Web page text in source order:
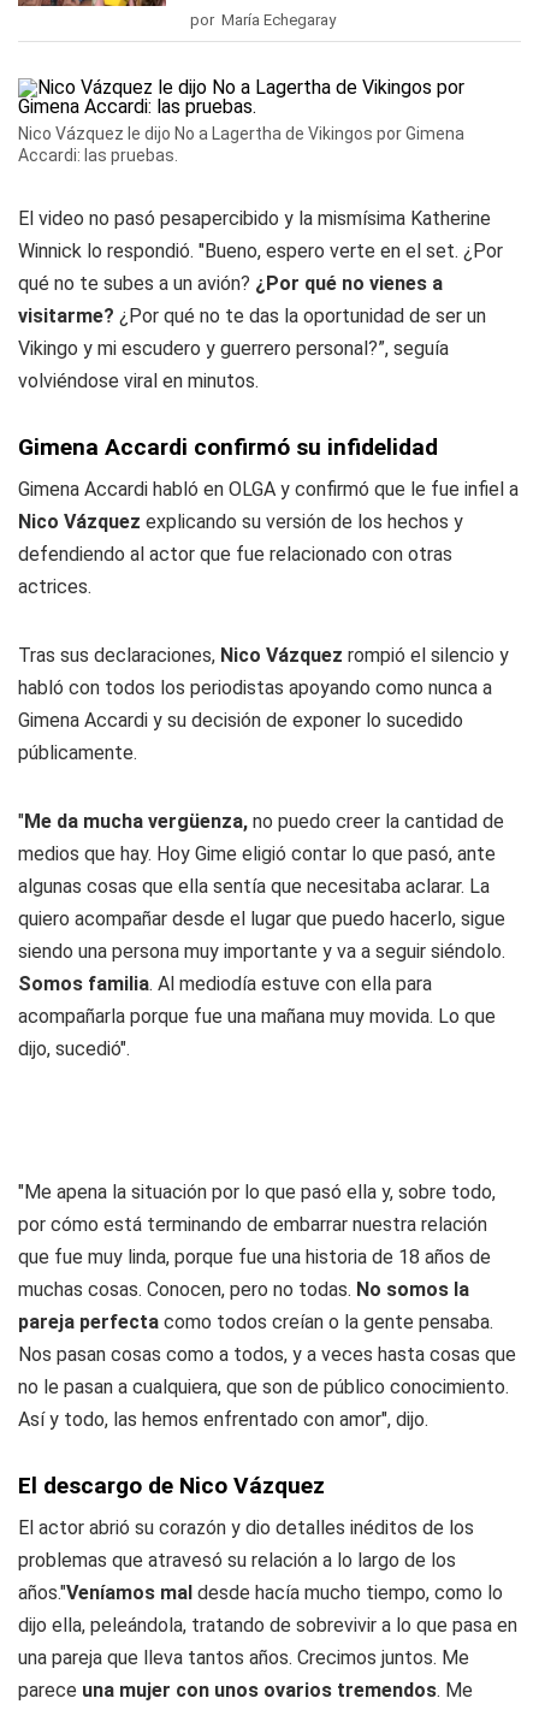
por María Echegaray
Nico Vázquez le dijo No a Lagertha de Vikingos por Gimena
Accardi: las pruebas.
El video no pasó pesapercibido y la mismísima Katherine
Winnick lo respondió. "Bueno, espero verte en el set. ¿Por
qué no te subes a un avión? ¿Por qué no vienes a
visitarme? ¿Por qué no te das la oportunidad de ser un
Vikingo y mi escudero y guerrero personal?”, seguía
volviéndose viral en minutos.
Gimena Accardi confirmó su infidelidad
Gimena Accardi habló en OLGA y confirmó que le fue infiel a
Nico Vázquez explicando su versión de los hechos y
defendiendo al actor que fue relacionado con otras
actrices.
Tras sus declaraciones, Nico Vázquez rompió el silencio y
habló con todos los periodistas apoyando como nunca a
Gimena Accardi y su decisión de exponer lo sucedido
públicamente.
"Me da mucha vergüenza, no puedo creer la cantidad de
medios que hay. Hoy Gime eligió contar lo que pasó, ante
algunas cosas que ella sentía que necesitaba aclarar. La
quiero acompañar desde el lugar que puedo hacerlo, sigue
siendo una persona muy importante y va a seguir siéndolo.
Somos familia. Al mediodía estuve con ella para
acompañarla porque fue una mañana muy movida. Lo que
dijo, sucedió".
"Me apena la situación por lo que pasó ella y, sobre todo,
por cómo está terminando de embarrar nuestra relación
que fue muy linda, porque fue una historia de 18 años de
muchas cosas. Conocen, pero no todas. No somos la
pareja perfecta como todos creían o la gente pensaba.
Nos pasan cosas como a todos, y a veces hasta cosas que
no le pasan a cualquiera, que son de público conocimiento.
Así y todo, las hemos enfrentado con amor", dijo.
El descargo de Nico Vázquez
El actor abrió su corazón y dio detalles inéditos de los
problemas que atravesó su relación a lo largo de los
años."Veníamos mal desde hacía mucho tiempo, como lo
dijo ella, peleándola, tratando de sobrevivir a lo que pasa en
una pareja que lleva tantos años. Crecimos juntos. Me
parece una mujer con unos ovarios tremendos. Me